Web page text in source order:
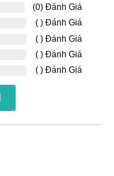
(0) Đánh Giá
( ) Đánh Giá
( ) Đánh Giá
( ) Đánh Giá
( ) Đánh Giá